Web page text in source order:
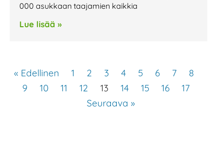
000 asukkaan taajamien kaikkia
Lue lisää »
« Edellinen 1 2 3 4 5 6 7
8
9
10 11 12 13 14 15 16
17
Seuraava »